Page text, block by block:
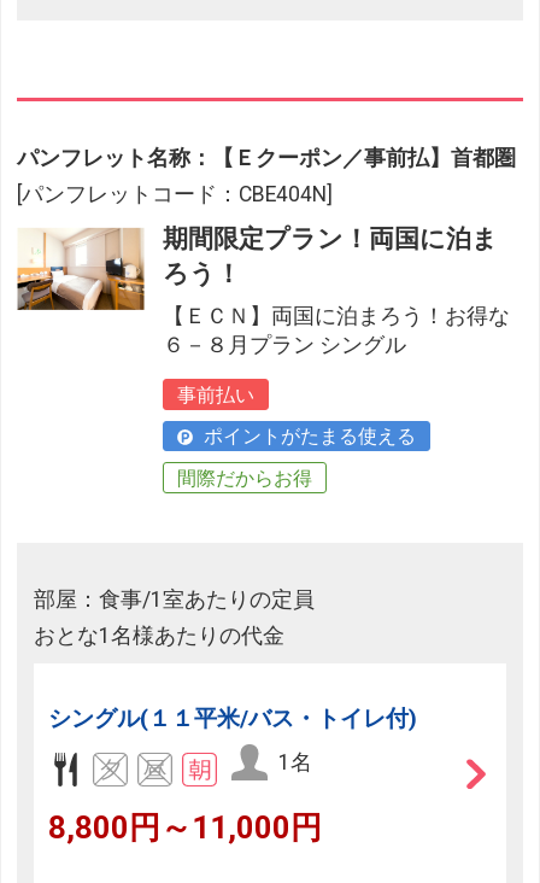
パンフレット名称：【Ｅクーポン／事前払】首都圏
[パンフレットコード：CBE404N]
期間限定プラン！両国に泊ま
ろう！
【ＥＣＮ】両国に泊まろう！お得な
６－８月プラン シングル
事前払い
ポイントがたまる使える
間際だからお得
部屋：食事/1室あたりの定員
おとな1名様あたりの代金
シングル(１１平米/バス・トイレ付)
1名
8,800円～11,000円